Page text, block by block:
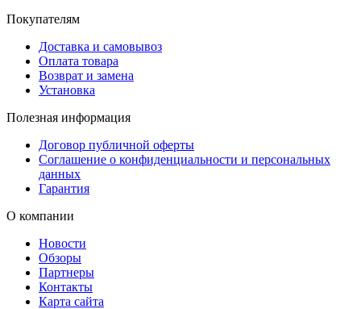
Покупателям
Доставка и самовывоз
Оплата товара
Возврат и замена
Установка
Полезная информация
Договор публичной оферты
Соглашение о конфиденциальности и персональных
данных
Гарантия
О компании
Новости
Обзоры
Партнеры
Контакты
Карта сайта